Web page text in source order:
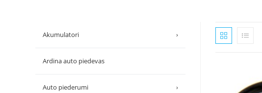
Akumulatori ›
Ardina auto piedevas
Auto piederumi ›